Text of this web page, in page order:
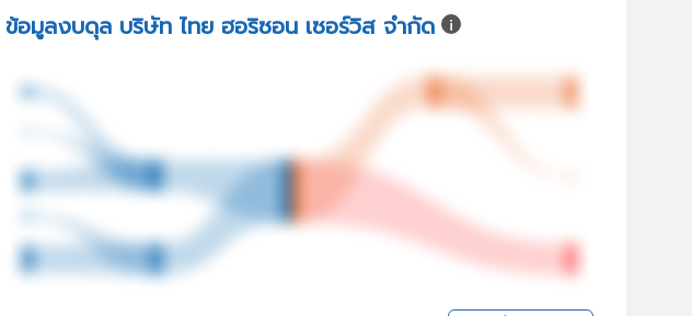
ข้อมูลงบดุล บริษัท ไทย ฮอริซอน เซอร์วิส จำกัด